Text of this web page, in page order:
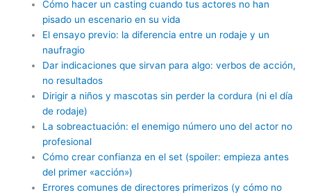
Cómo hacer un casting cuando tus actores no han
pisado un escenario en su vida
El ensayo previo: la diferencia entre un rodaje y un
naufragio
Dar indicaciones que sirvan para algo: verbos de acción,
no resultados
Dirigir a niños y mascotas sin perder la cordura (ni el día
de rodaje)
La sobreactuación: el enemigo número uno del actor no
profesional
Cómo crear confianza en el set (spoiler: empieza antes
del primer «acción»)
Errores comunes de directores primerizos (y cómo no